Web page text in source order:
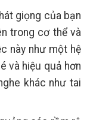
giọng của bạn
trong cơ thể và
này như một hệ
và hiệu quả hơn
khác như tai